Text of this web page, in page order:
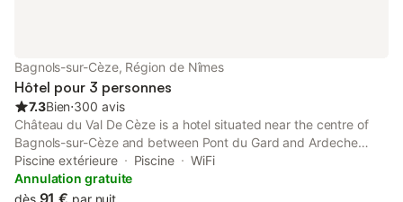
Bagnols-sur-Cèze, Région de Nîmes
Hôtel pour 3 personnes
7.3Bien⋅300 avis
Château du Val De Cèze is a hotel situated near the centre of
Bagnols-sur-Cèze and between Pont du Gard and Ardeche
Gorges. Avignon is just a 20-minute drive away. The property
features an outdoor swimming pool and a restaurant.
Piscine extérieure Piscine
WiFi
Annulation gratuite
dès 91 € par nuit